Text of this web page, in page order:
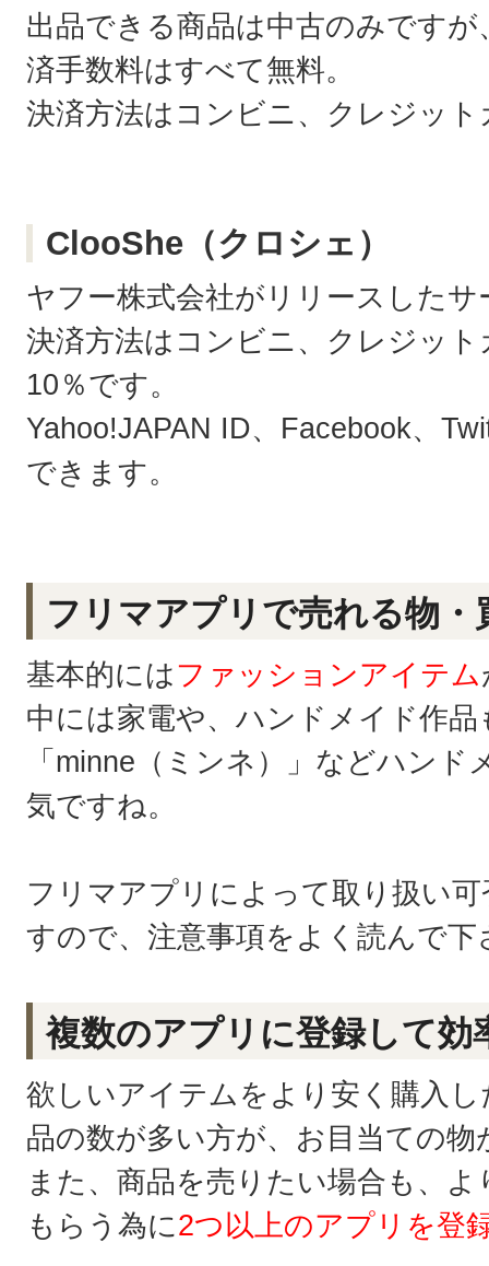
出品できる商品は中古のみですが
済手数料はすべて無料。
決済方法はコンビニ、クレジッ
ClooShe（クロシェ）
ヤフー株式会社がリリースしたサ
決済方法はコンビニ、クレジッ
10％です。
Yahoo!JAPAN ID、Facebook、
できます。
フリマアプリで売れる物・
基本的にはファッションアイテム
中には家電や、ハンドメイド作
「minne（ミンネ）」などハン
気ですね。
フリマアプリによって取り扱い
すので、注意事項をよく読んで下
複数のアプリに登録して効
欲しいアイテムをより安く購入
品の数が多い方が、お目当ての
また、商品を売りたい場合も、
もらう為に2つ以上のアプリを登